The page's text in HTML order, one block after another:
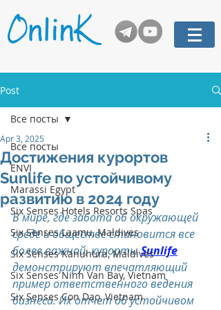
Post
Все посты
ENVI
Marassi Egypt
Six Senses Hotels Resorts Spas
Six Senses Laamu, Maldives
Six Senses Kanuhura, Maldives
Six Senses Ninh Van Bay, Vietnam
Six Senses Con Dao, Vietnam
Все посты
Достижения курортов
Sunlife по устойчивому
развитию в 2024 году
Apr 3, 2025
В мире, где забота об окружающей
среде и обществе становится все
более важной, курорты Sunlife
демонстрируют впечатляющий
пример ответственного ведения
бизнеса. Их отчет об устойчивом